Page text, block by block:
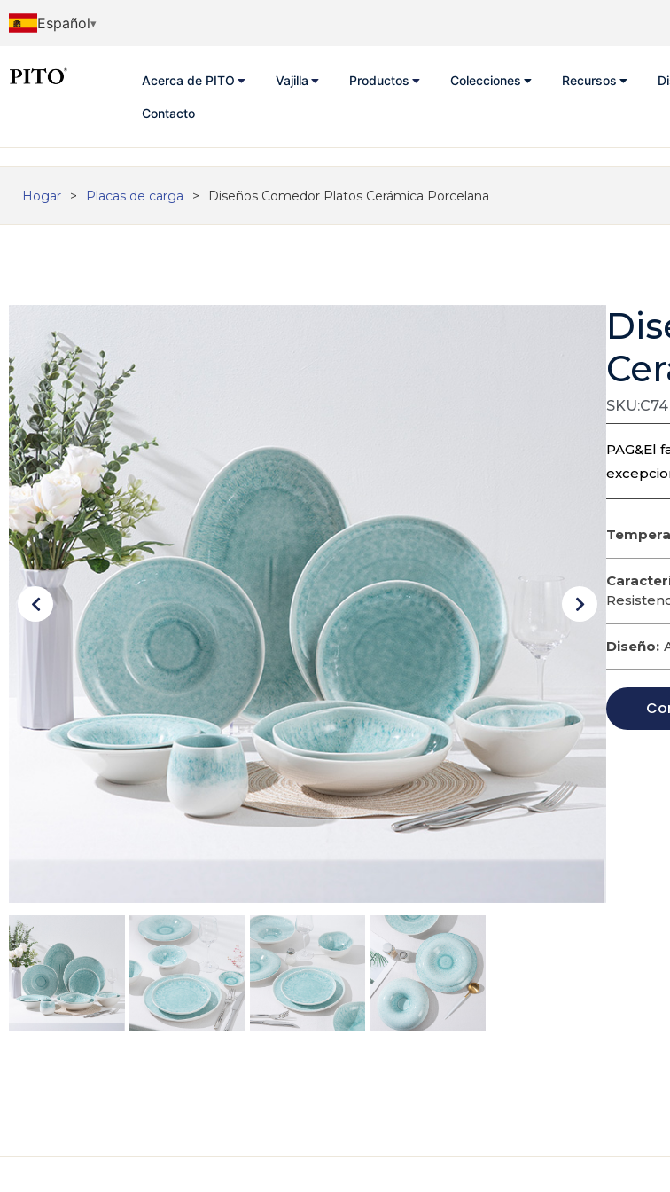
Español
Acerca de PITO Vajilla Productos Colecciones Recursos
Contacto
Hogar > Placas de carga > Diseños Comedor Platos Cerámica Porcelana
SKU:C74
PAG&El
Diseño: